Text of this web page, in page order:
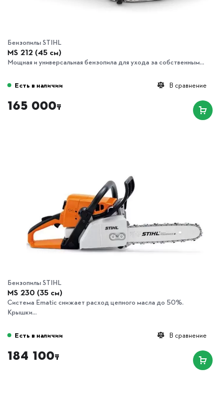
Бензопилы STIHL
MS 212 (45 см)
Мощная и универсальная бензопила для ухода за собственным...
В сравнение
Есть в наличии
165 000₸
Бензопилы STIHL
MS 230 (35 см)
Система Ematic снижает расход цепного масла до 50%.
Крышки...
В сравнение
Есть в наличии
184 100₸